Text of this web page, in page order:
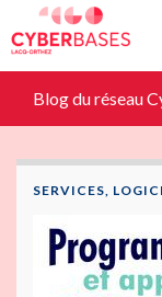
Blog du réseau
SERVICES,